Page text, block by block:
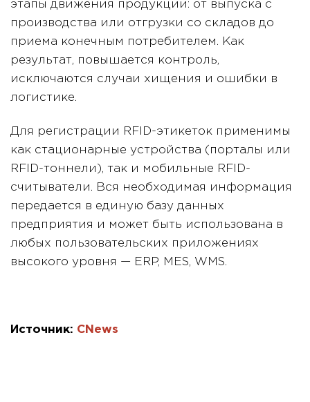
этапы движения продукции: от выпуска с
производства или отгрузки со складов до
приема конечным потребителем. Как
результат, повышается контроль,
исключаются случаи хищения и ошибки в
логистике.
Для регистрации RFID-этикеток применимы
как стационарные устройства (порталы или
RFID-тоннели), так и мобильные RFID-
считыватели. Вся необходимая информация
передается в единую базу данных
предприятия и может быть использована в
любых пользовательских приложениях
высокого уровня — ERP, MES, WMS.
Источник: СNews